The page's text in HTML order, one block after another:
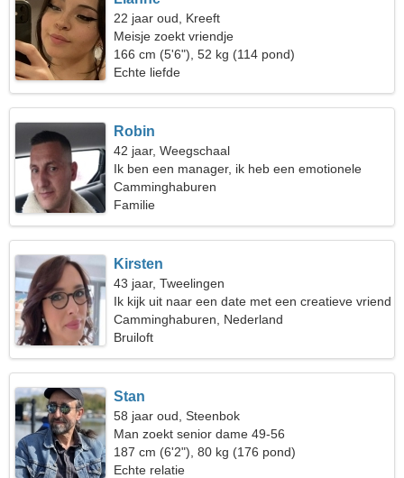
22 jaar oud, Kreeft
Meisje zoekt vriendje
166 cm (5'6"), 52 kg (114 pond)
Echte liefde
Robin
42 jaar, Weegschaal
Ik ben een manager, ik heb een emotionele
vrouw nodig
Camminghaburen
Familie
Kirsten
43 jaar, Tweelingen
Ik kijk uit naar een date met een creatieve vriend
Camminghaburen, Nederland
Bruiloft
Stan
58 jaar oud, Steenbok
Man zoekt senior dame 49-56
187 cm (6'2"), 80 kg (176 pond)
Echte relatie